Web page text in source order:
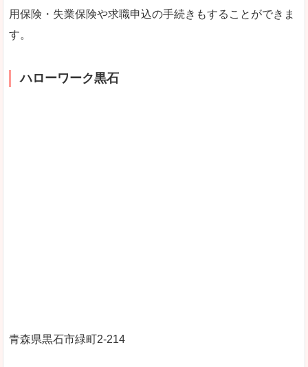
用保険・失業保険や求職申込の手続きもすることができま
す。
ハローワーク黒石
青森県黒石市緑町2-214